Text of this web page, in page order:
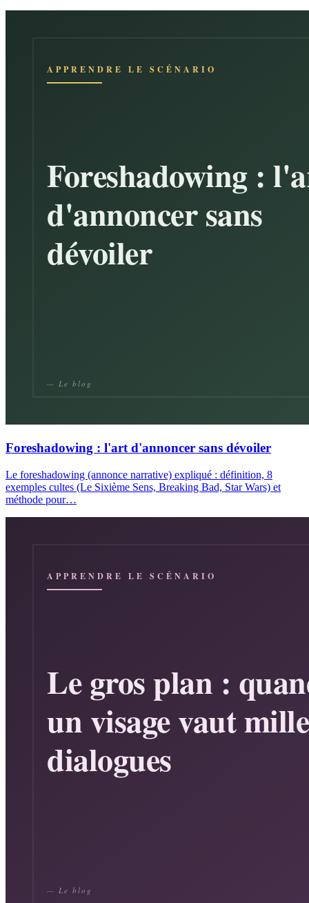
Foreshadowing : l'art d'annoncer sans dévoiler
Le foreshadowing (annonce narrative) expliqué : définition, 8
exemples cultes (Le Sixième Sens, Breaking Bad, Star Wars) et
méthode pour…